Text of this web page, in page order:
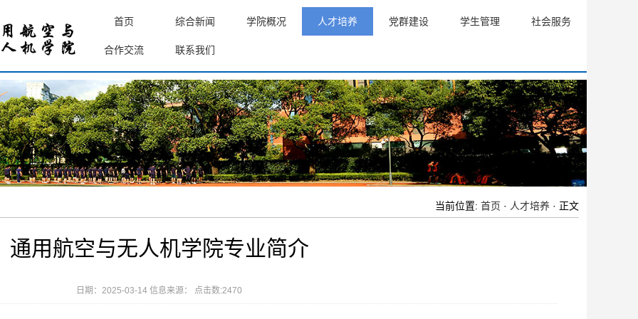
首页 综合新闻 学院概况 人才培养 党群建设 学生管理 社会服务
合作交流 联系我们
当前位置: 首页 · 人才培养 · 正文
通用航空与无人机学院专业简介
日期：2025-03-14 信息来源： 点击数:2470